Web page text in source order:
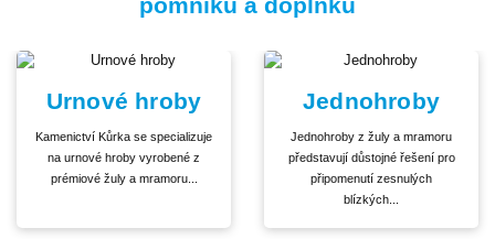
Urnové hroby
Kamenictví Kůrka se specializuje
na urnové hroby vyrobené z
prémiové žuly a mramoru...
Jednohroby
Jednohroby z žuly a mramoru
představují důstojné řešení pro
připomenutí zesnulých
blízkých...